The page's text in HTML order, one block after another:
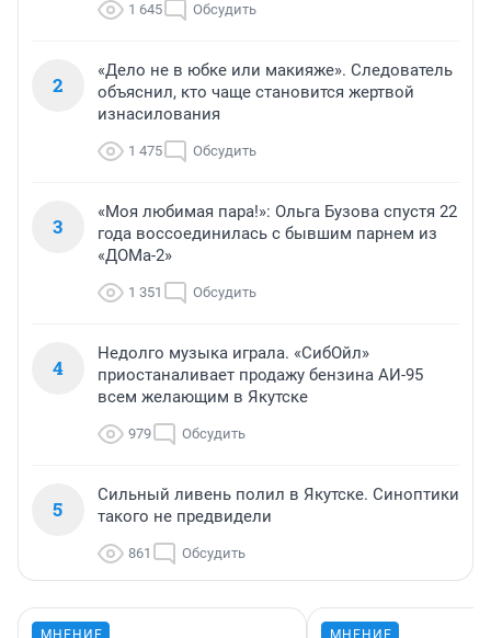
1 645 Обсудить
2
«Дело не в юбке или макияже». Следователь
объяснил, кто чаще становится жертвой
изнасилования
1 475 Обсудить
3
«Моя любимая пара!»: Ольга Бузова спустя 22
года воссоединилась с бывшим парнем из
«ДОМа-2»
1 351 Обсудить
4
Недолго музыка играла. «СибОйл»
приостаналивает продажу бензина АИ-95
всем желающим в Якутске
979 Обсудить
5
Сильный ливень полил в Якутске. Синоптики
такого не предвидели
861 Обсудить
МНЕНИЕ МНЕНИЕ